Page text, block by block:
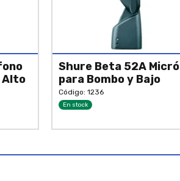
Alto
Shure Beta 52A
para Bombo y Bajo
Código: 1236
En stock